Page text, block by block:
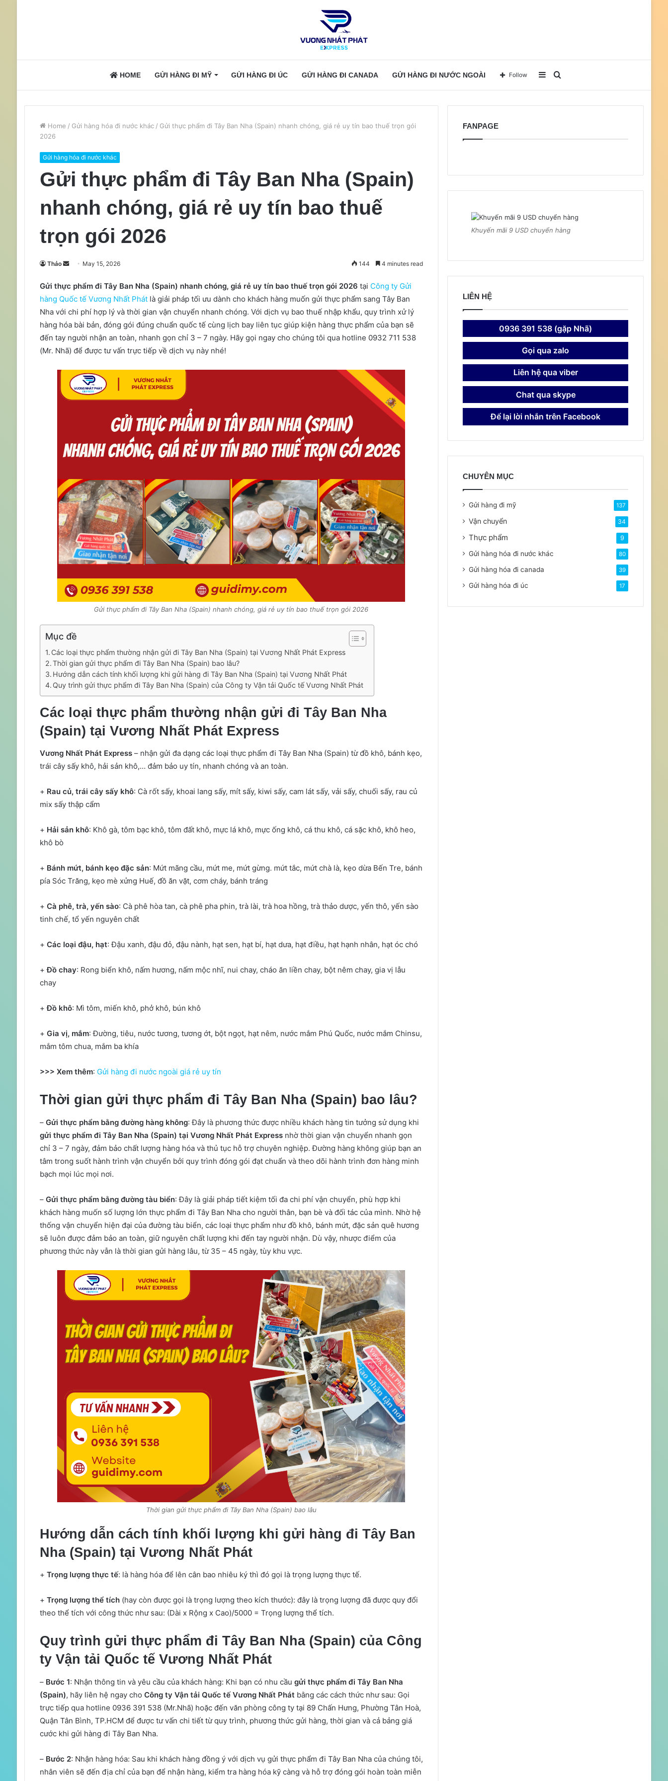
HOME GỬI HÀNG ĐI MỸ GỬI HÀNG ĐI ÚC GỬI HÀNG ĐI CANADA GỬI HÀNG ĐI NƯỚC NGOÀI
for
Sidebar
Follow
Home / Gửi hàng hóa đi nước khác / Gửi thực phẩm đi Tây Ban Nha (Spain) nhanh chóng, giá rẻ uy tín bao thuế trọn gói
2026
Gửi hàng hóa đi nước khác
Gửi thực phẩm đi Tây Ban Nha (Spain)
nhanh chóng, giá rẻ uy tín bao thuế
trọn gói 2026
Thảo
Send
email
May 15, 2026 144 4 minutes read
Gửi thực phẩm đi Tây Ban Nha (Spain) nhanh chóng, giá rẻ uy tín bao thuế trọn gói 2026 tại Công ty Gửi
hàng Quốc tế Vương Nhất Phátlà giải pháp tối ưu dành cho khách hàng muốn gửi thực phẩm sang Tây Ban
Nha với chi phí hợp lý và thời gian vận chuyển nhanh chóng. Với dịch vụ bao thuế nhập khẩu, quy trình xử lý
hàng hóa bài bản, đóng gói đúng chuẩn quốc tế cùng lịch bay liên tục giúp kiện hàng thực phẩm của bạn sẽ
đến tay người nhận an toàn, nhanh gọn chỉ 3 – 7 ngày. Hãy gọi ngay cho chúng tôi qua hotline 0932 711 538
(Mr. Nhã) để được tư vấn trực tiếp về dịch vụ này nhé!
Gửi thực phẩm đi Tây Ban Nha (Spain) nhanh chóng, giá rẻ uy tín bao thuế trọn gói 2026
Mục đề
Các loại thực phẩm thường nhận gửi đi Tây Ban Nha (Spain) tại Vương Nhất Phát Express
Thời gian gửi thực phẩm đi Tây Ban Nha (Spain) bao lâu?
Hướng dẫn cách tính khối lượng khi gửi hàng đi Tây Ban Nha (Spain) tại Vương Nhất Phát
Quy trình gửi thực phẩm đi Tây Ban Nha (Spain) của Công ty Vận tải Quốc tế Vương Nhất Phát
Các loại thực phẩm thường nhận gửi đi Tây Ban Nha
(Spain) tại Vương Nhất Phát Express
Vương Nhất Phát Express– nhận gửi đa dạng các loại thực phẩm đi Tây Ban Nha (Spain) từ đồ khô, bánh kẹo,
trái cây sấy khô, hải sản khô,… đảm bảo uy tín, nhanh chóng và an toàn.
+ Rau củ, trái cây sấy khô: Cà rốt sấy, khoai lang sấy, mít sấy, kiwi sấy, cam lát sấy, vải sấy, chuối sấy, rau củ
mix sấy thập cẩm
+ Hải sản khô: Khô gà, tôm bạc khô, tôm đất khô, mực lá khô, mực ống khô, cá thu khô, cá sặc khô, khô heo,
khô bò
+ Bánh mứt, bánh kẹo đặc sản: Mứt mãng cầu, mứt me, mứt gừng. mứt tắc, mứt chà là, kẹo dừa Bến Tre, bánh
pía Sóc Trăng, kẹo mè xửng Huế, đồ ăn vặt, cơm cháy, bánh tráng
+ Cà phê, trà, yến sào: Cà phê hòa tan, cà phê pha phin, trà lài, trà hoa hồng, trà thảo dược, yến thô, yến sào
tinh chế, tổ yến nguyên chất
+ Các loại đậu, hạt: Đậu xanh, đậu đỏ, đậu nành, hạt sen, hạt bí, hạt dưa, hạt điều, hạt hạnh nhân, hạt óc chó
+ Đồ chay: Rong biển khô, nấm hương, nấm mộc nhĩ, nui chay, cháo ăn liền chay, bột nêm chay, gia vị lẫu
chay
+Đồ khô: Mì tôm, miến khô, phở khô, bún khô
+ Gia vị, mắm: Đường, tiêu, nước tương, tương ớt, bột ngọt, hạt nêm, nước mắm Phú Quốc, nước mắm Chinsu,
mắm tôm chua, mắm ba khía
>>> Xem thêm: Gửi hàng đi nước ngoài giá rẻ uy tín
Thời gian gửi thực phẩm đi Tây Ban Nha (Spain) bao lâu?
– Gửi thực phẩm bằng đường hàng không: Đây là phương thức được nhiều khách hàng tin tưởng sử dụng khi
gửi thực phẩm đi Tây Ban Nha (Spain) tại Vương Nhất Phát Expressnhờ thời gian vận chuyển nhanh gọn
chỉ 3 – 7 ngày, đảm bảo chất lượng hàng hóa và thủ tục hỗ trợ chuyên nghiệp. Đường hàng không giúp bạn an
tâm trong suốt hành trình vận chuyển bởi quy trình đóng gói đạt chuẩn và theo dõi hành trình đơn hàng minh
bạch mọi lúc mọi nơi.
– Gửi thực phẩm bằng đường tàu biển: Đây là giải pháp tiết kiệm tối đa chi phí vận chuyển, phù hợp khi
khách hàng muốn số lượng lớn thực phẩm đi Tây Ban Nha cho người thân, bạn bè và đối tác của mình. Nhờ hệ
thống vận chuyển hiện đại của đường tàu biển, các loại thực phẩm như đồ khô, bánh mứt, đặc sản quê hương
sẽ luôn được đảm bảo an toàn, giữ nguyên chất lượng khi đến tay người nhận. Dù vậy, nhược điểm của
phương thức này vẫn là thời gian gửi hàng lâu, từ 35 – 45 ngày, tùy khu vực.
Thời gian gửi thực phẩm đi Tây Ban Nha (Spain) bao lâu
Hướng dẫn cách tính khối lượng khi gửi hàng đi Tây Ban
Nha (Spain) tại Vương Nhất Phát
+ Trọng lượng thực tế: là hàng hóa để lên cân bao nhiêu ký thì đó gọi là trọng lượng thực tế.
+ Trọng lượng thể tích(hay còn được gọi là trọng lượng theo kích thước): đây là trọng lượng đã được quy đổi
theo thể tích với công thức như sau: (Dài x Rộng x Cao)/5000 = Trọng lượng thể tích.
Quy trình gửi thực phẩm đi Tây Ban Nha (Spain) của Công
ty Vận tải Quốc tế Vương Nhất Phát
– Bước 1: Nhận thông tin và yêu cầu của khách hàng: Khi bạn có nhu cầu gửi thực phẩm đi Tây Ban Nha
(Spain), hãy liên hệ ngay cho Công ty Vận tải Quốc tế Vương Nhất Phátbằng các cách thức như sau: Gọi
trực tiếp qua hotline 0936 391 538 (Mr.Nhã) hoặc đến văn phòng công ty tại 89 Chấn Hưng, Phường Tân Hoà,
Quận Tân Bình, TP.HCM để được tư vấn chi tiết từ quy trình, phương thức gửi hàng, thời gian và cả bảng giá
cước khi gửi hàng đi Tây Ban Nha.
– Bước 2: Nhận hàng hóa: Sau khi khách hàng đồng ý với dịch vụ gửi thực phẩm đi Tây Ban Nha của chúng tôi,
nhân viên sẽ đến địa chỉ của bạn để nhận hàng, kiểm tra hàng hóa kỹ càng và hỗ trợ đóng gói hoàn toàn miễn
FANPAGE
Khuyến mãi 9 USD chuyển hàng
LIÊN HỆ
0936 391 538 (gặp Nhã)
Gọi qua zalo
Liên hệ qua viber
Chat qua skype
Để lại lời nhắn trên Facebook
CHUYÊN MỤC
Gửi hàng đi mỹ 137
Vận chuyển 34
Thực phẩm 9
Gửi hàng hóa đi nước khác 80
Gửi hàng hóa đi canada 39
Gửi hàng hóa đi úc 17